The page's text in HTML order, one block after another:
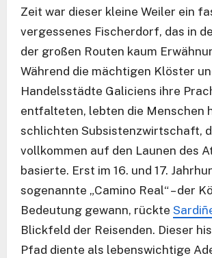
Zeit war dieser kleine Weiler ein
vergessenes Fischerdorf, das in
der großen Routen kaum
Während die mächtigen Klöster
Handelsstädte Galiciens ihre
entfalteten, lebten die Menschen
schlichten Subsistenzwirtschaft,
vollkommen auf den Launen des
basierte. Erst im 16. und 17.
sogenannte „Camino Real“ – der
Bedeutung gewann, rückte
Blickfeld der Reisenden. Dieser
Pfad diente als lebenswichtige